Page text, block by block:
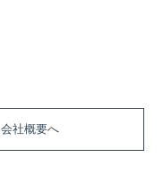
会社概要へ